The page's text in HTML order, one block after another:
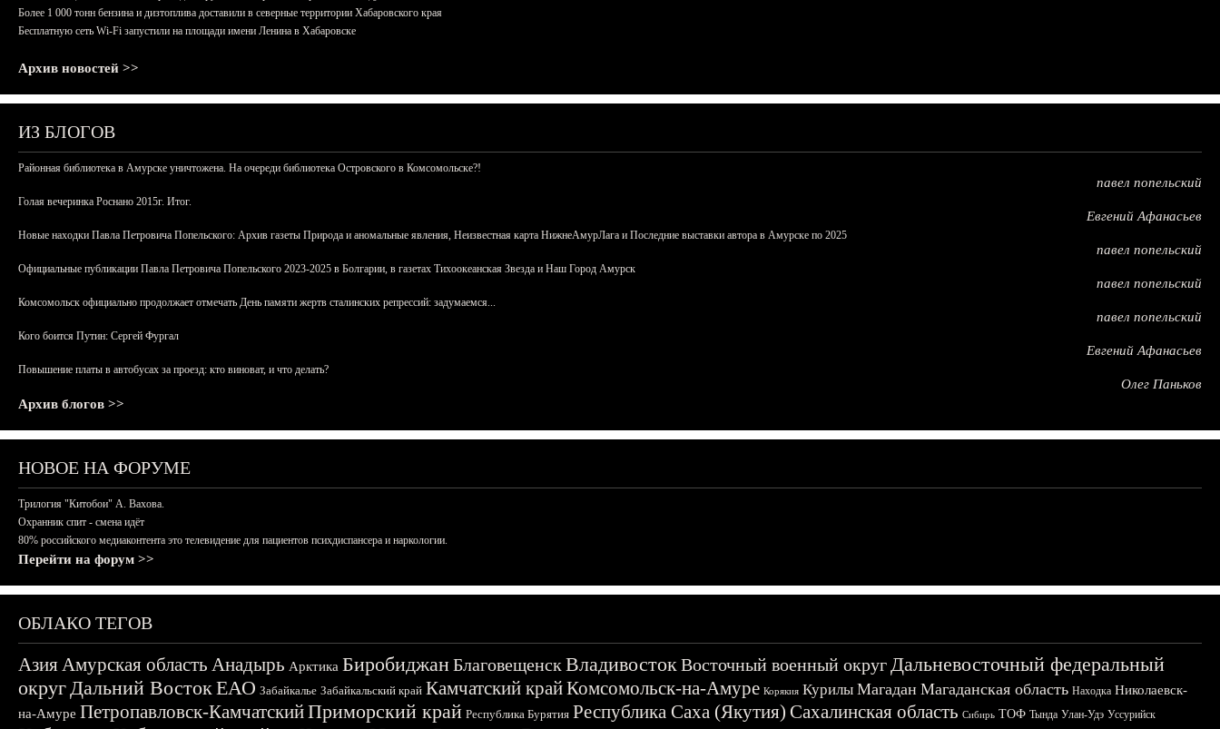
Более 1 000 тонн бензина и дизтоплива доставили в северные территории Хабаровского края
Бесплатную сеть Wi-Fi запустили на площади имени Ленина в Хабаровске
Архив новостей >>
ИЗ БЛОГОВ
Районная библиотека в Амурске уничтожена. На очереди библиотека Островского в Комсомольске?!
павел попельский
Голая вечеринка Роснано 2015г. Итог.
Евгений Афанасьев
Новые находки Павла Петровича Попельского: Архив газеты Природа и аномальные явления, Неизвестная карта НижнеАмурЛага и Последние выставки автора в Амурске по 2025
павел попельский
Официальные публикации Павла Петровича Попельского 2023-2025 в Болгарии, в газетах Тихоокеанская Звезда и Наш Город Амурск
павел попельский
Комсомольск официально продолжает отмечать День памяти жертв сталинских репрессий: задумаемся...
павел попельский
Кого боится Путин: Сергей Фургал
Евгений Афанасьев
Повышение платы в автобусах за проезд: кто виноват, и что делать?
Олег Паньков
Архив блогов >>
НОВОЕ НА ФОРУМЕ
Трилогия "Китобои" А. Вахова.
Охранник спит - смена идёт
80% российского медиаконтента это телевидение для пациентов психдиспансера и наркологии.
Перейти на форум >>
ОБЛАКО ТЕГОВ
АзияАмурская область Анадырь Арктика БиробиджанБлаговещенскВладивостокВосточный военный округДальневосточный федеральный
округДальний ВостокЕАО Забайкалье Забайкальский край Камчатский крайКомсомольск-на-Амуре Корякия Курилы Магадан Магаданская область Находка Николаевск-
на-Амуре Петропавловск-КамчатскийПриморский край Республика Бурятия Республика Саха (Якутия) Сахалинская область Сибирь ТОФ Тында Улан-Удэ Уссурийск